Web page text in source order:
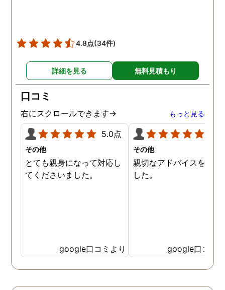
4.8点(34件)
詳細を見る 無料見積もり
口コミ
右にスクロールできます→ もっと見る
5.0点
その他
とても親身になって対応し
てくださいました。
google口コミより
その他
親切なアドバイスを頂き
した。
google口コミ